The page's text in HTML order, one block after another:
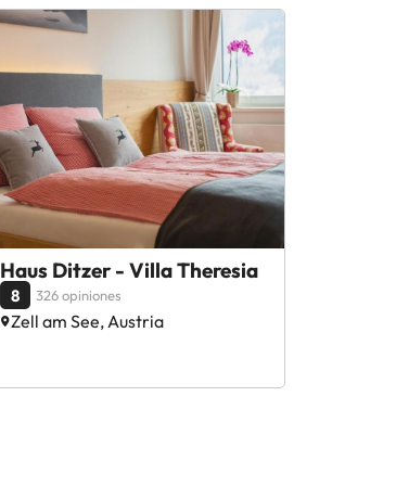
Haus Ditzer - Villa Theresia
8 326 opiniones
Zell am See, Austria